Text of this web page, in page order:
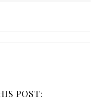
POST: